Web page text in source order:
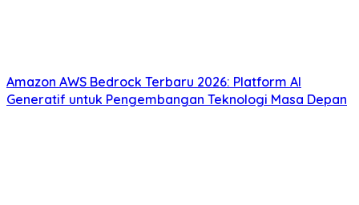
Amazon AWS Bedrock Terbaru 2026: Platform AI
Generatif untuk Pengembangan Teknologi Masa Depan